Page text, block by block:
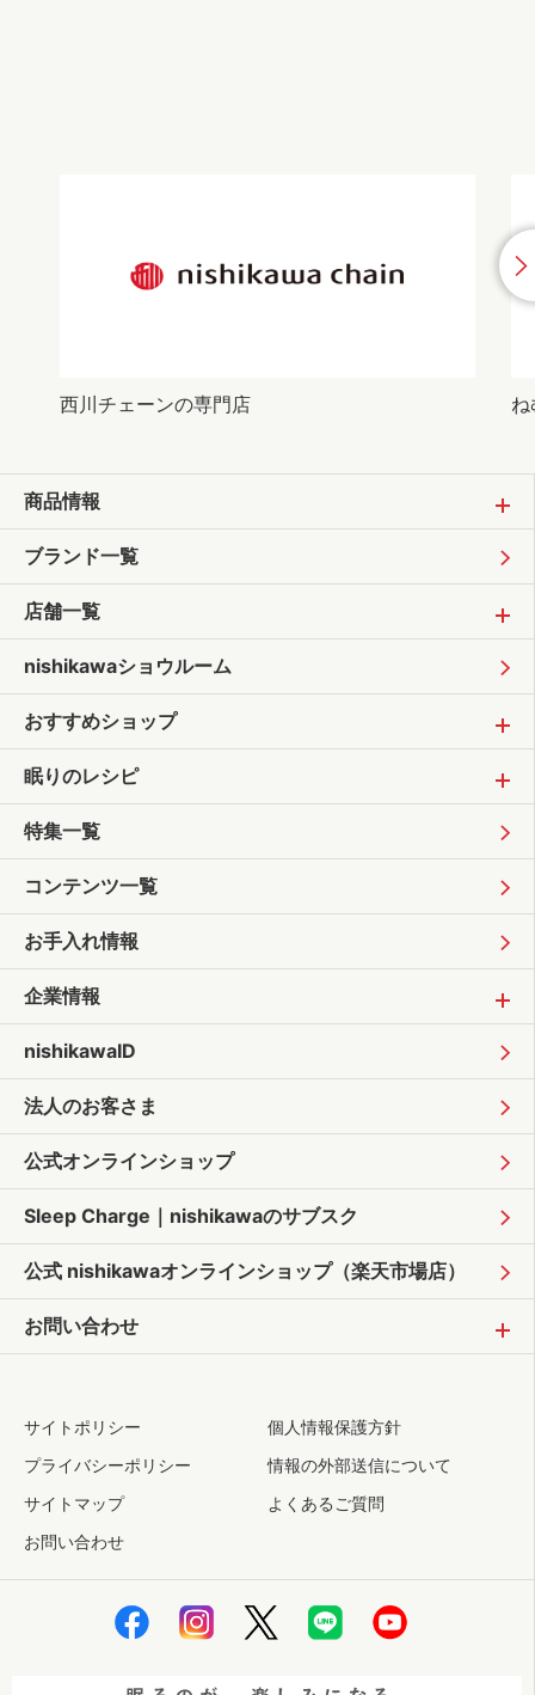
西川チェーンの専門店
商品情報
ブランド一覧
店舗一覧
nishikawaショウルーム
おすすめショップ
眠りのレシピ
特集一覧
コンテンツ一覧
お手入れ情報
企業情報
nishikawaID
法人のお客さま
公式オンラインショップ
Sleep Charge｜ nishikawaのサブスク
公式 nishikawaオンラインショップ（楽天市場店）
お問い合わせ
サイトポリシー
個人情報保護方針
プライバシーポリシー
情報の外部送信について
サイトマップ
よくあるご質問
お問い合わせ